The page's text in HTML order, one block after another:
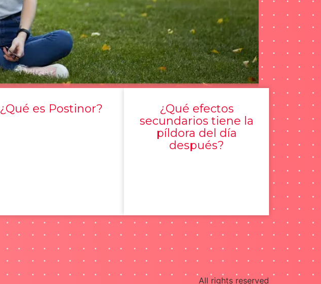
¿Qué es Postinor?
¿Qué efectos
secundarios tiene la
píldora del día
después?
All rights reserved